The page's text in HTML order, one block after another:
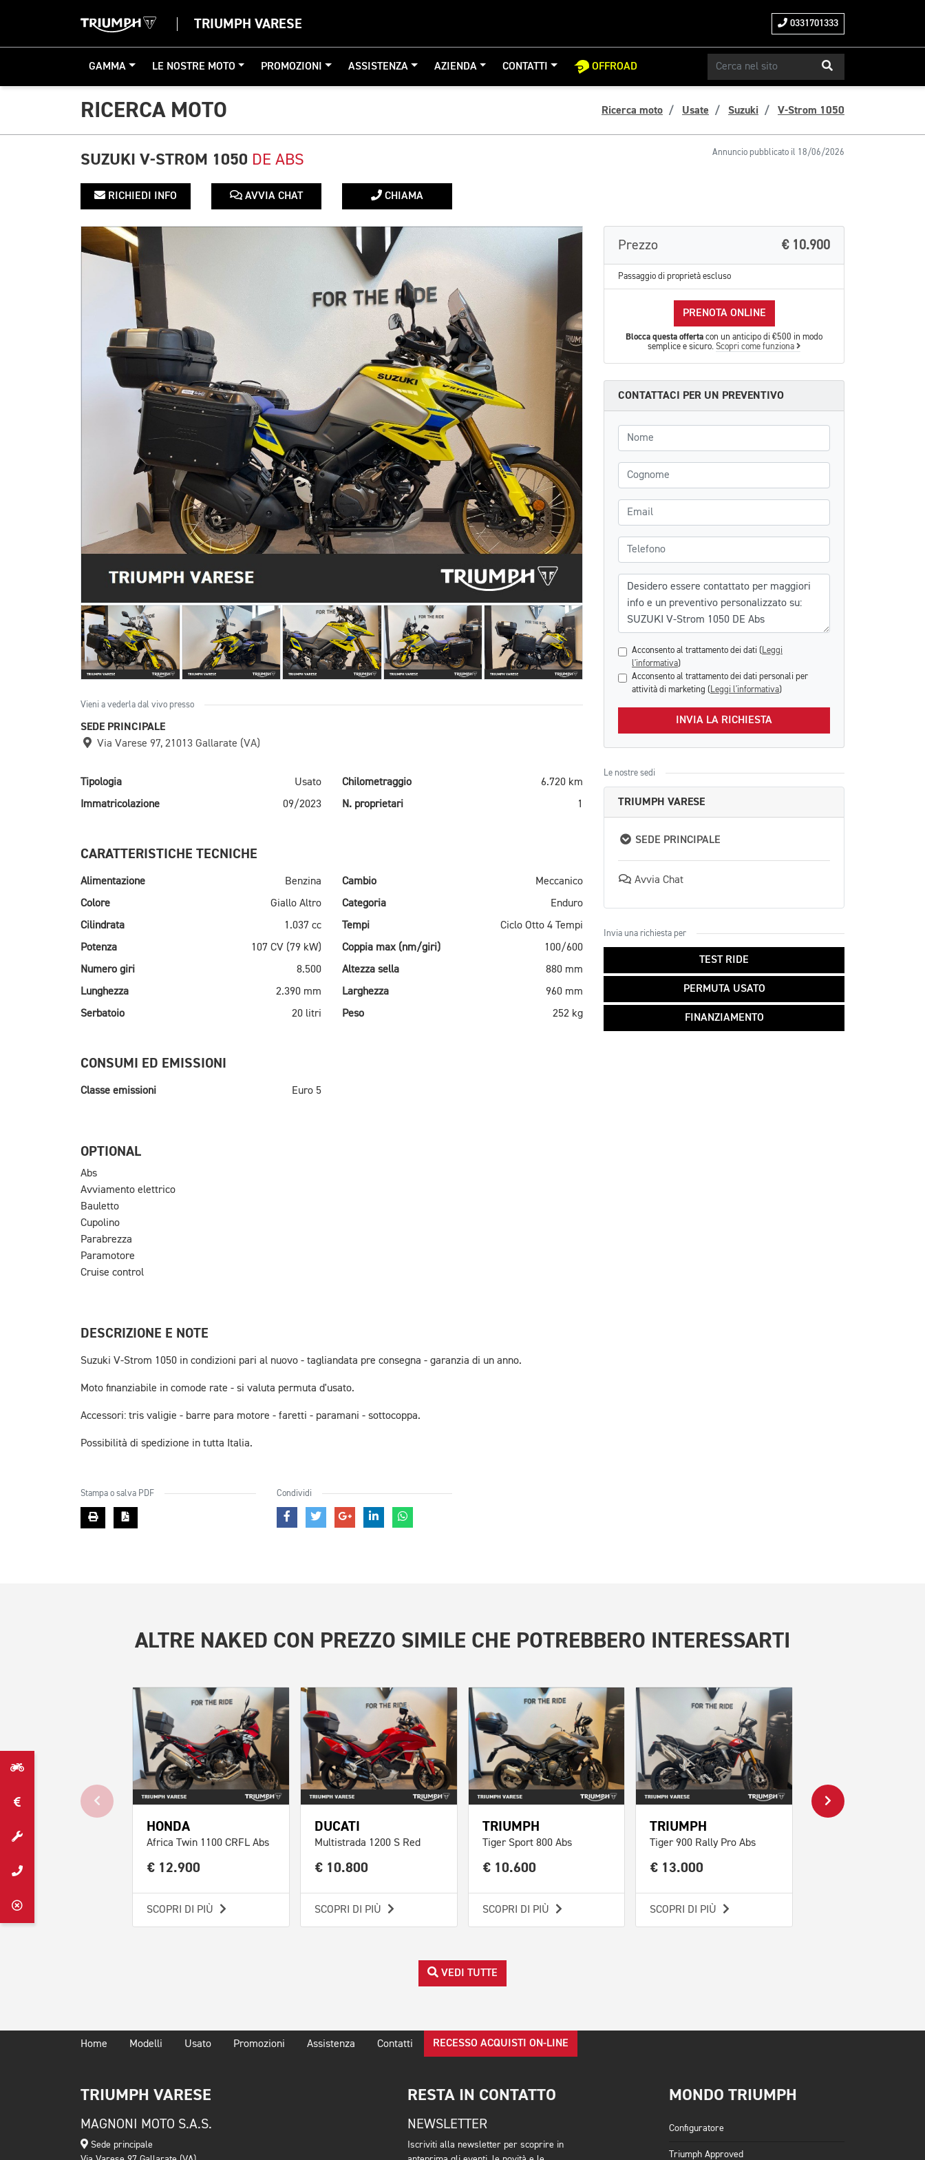
TRIUMPH VARESE 0331701333
GAMMA LE NOSTRE MOTO PROMOZIONI ASSISTENZA AZIENDA CONTATTI OFFROAD
RICERCA MOTO Ricerca moto Usate Suzuki V-Strom 1050
Annuncio pubblicato il 18/06/2026
SUZUKI V-STROM 1050 DE ABS
RICHIEDI INFO AVVIA CHAT CHIAMA
Vieni a vederla dal vivo presso
SEDE PRINCIPALE
Via Varese 97, 21013 Gallarate (VA)
Tipologia Usato Chilometraggio
6.720 km
Immatricolazione
09/2023 N. proprietari 1
CARATTERISTICHE TECNICHE
Alimentazione Benzina Cambio
Meccanico
Colore
Giallo Altro Categoria
Enduro
Cilindrata
1.037 cc Tempi
Ciclo Otto 4 Tempi
Potenza
107 CV (79 kW) Coppia max (nm/giri)
100/600
Numero giri
8.500 Altezza sella
880 mm
Lunghezza
2.390 mm Larghezza
960 mm
Serbatoio
20 litri Peso 252 kg
CONSUMI ED EMISSIONI
Classe emissioni Euro 5
OPTIONAL
Abs
Avviamento elettrico
Bauletto
Cupolino
Parabrezza
Paramotore
Cruise control
DESCRIZIONE E NOTE
Suzuki V-Strom 1050 in condizioni pari al nuovo - tagliandata pre consegna - garanzia di un anno.
Moto finanziabile in comode rate - si valuta permuta d'usato.
Accessori: tris valigie - barre para motore - faretti - paramani - sottocoppa.
Possibilità di spedizione in tutta Italia.
Prezzo € 10.900
Passaggio di proprietà escluso
PRENOTA ONLINE
Blocca questa offerta con un anticipo di €500 in modo
semplice e sicuro. Scopri come funziona
CONTATTACI PER UN PREVENTIVO
Nome
Cognome
Email
Telefono
Messaggio
Acconsento al trattamento dei dati ( Leggi
l'informativa)
Acconsento al trattamento dei dati personali per
attività di marketing ( Leggi l'informativa)
INVIA LA RICHIESTA
Le nostre sedi
TRIUMPH VARESE
SEDE PRINCIPALE
Avvia Chat
Invia una richiesta per
TEST RIDE
PERMUTA USATO
FINANZIAMENTO
Stampa o salva PDF Condividi
ALTRE NAKED CON PREZZO SIMILE CHE POTREBBERO INTERESSARTI
HONDA
Africa Twin 1100 CRFL Abs
€ 12.900
SCOPRI DI PIÙ
DUCATI
Multistrada 1200 S Red
€ 10.800
SCOPRI DI PIÙ
TRIUMPH
Tiger Sport 800 Abs
€ 10.600
SCOPRI DI PIÙ
TRIUMPH
Tiger 900 Rally Pro Abs
€ 13.000
SCOPRI DI PIÙ
VEDI TUTTE
Home Modelli Usato Promozioni Assistenza Contatti RECESSO ACQUISTI ON-LINE
TRIUMPH VARESE
MAGNONI MOTO S.A.S.
Sede principale
RESTA IN CONTATTO
NEWSLETTER
Iscriviti alla newsletter per scoprire in
MONDO TRIUMPH
Configuratore
Triumph Approved